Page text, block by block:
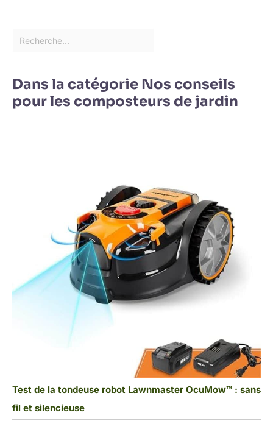
Dans la catégorie Nos conseils
pour les composteurs de jardin
Test de la tondeuse robot Lawnmaster OcuMow™ : sans
fil et silencieuse